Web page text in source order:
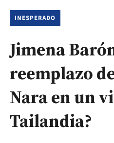
INESPERADO
Jimena
reemplazo
Nara en un
Tailandia?